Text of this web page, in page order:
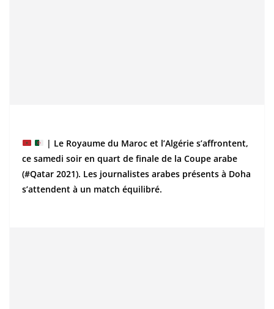
| Le Royaume du Maroc et l’Algérie s’affrontent,
ce samedi soir en quart de finale de la Coupe arabe
(#Qatar 2021). Les journalistes arabes présents à Doha
s’attendent à un match équilibré.